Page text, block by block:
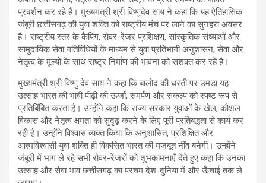
प्रदर्शन कर रहे हैं। मुख्यमंत्री श्री विष्णुदेव साय ने कहा कि यह ऐतिहासिक
जंबूरी छत्तीसगढ़ की युवा शक्ति को राष्ट्रीय मंच पर लाने का सुनहरा अवसर
है। राष्ट्रीय स्तर के कैंपिंग, रोवर-रेंजर प्रशिक्षण, सांस्कृतिक संध्याओं और
सामुदायिक सेवा गतिविधियों के माध्यम से युवा प्रतिभागी अनुशासन, सेवा और
नेतृत्व के मूल्यों के साथ राष्ट्र निर्माण की भावना को सशक्त कर रहे हैं।
मुख्यमंत्री श्री विष्णु देव साय ने कहा कि बालोद की धरती पर उमड़ा यह
उत्साह भारत की भावी पीढ़ी की ऊर्जा, समर्पण और संकल्प को स्पष्ट रूप से
प्रतिबिंबित करता है। उन्होंने कहा कि राज्य सरकार युवाओं के खेल, कौशल
विकास और नेतृत्व क्षमता को सुदृढ़ करने के लिए पूरी प्रतिबद्धता से कार्य कर
रही है। उन्होंने विश्वास व्यक्त किया कि अनुशासित, प्रशिक्षित और
आत्मविश्वासी युवा शक्ति ही विकसित भारत की मजबूत नींव बनेगी। उन्होंने
जंबूरी में भाग ले रहे सभी रोवर-रेंजरों को शुभकामनाएँ देते हुए कहा कि उनका
उत्साह और सेवा भाव छत्तीसगढ़ का परचम देश-दुनिया में और ऊँचाई तक ले